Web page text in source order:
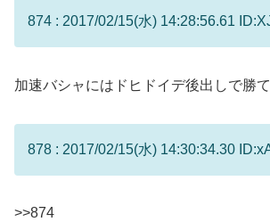
874 : 2017/02/15(水) 14:28:56.61
加速バシャにはドヒドイデ後出しで勝
878 : 2017/02/15(水) 14:30:34.30
>>874